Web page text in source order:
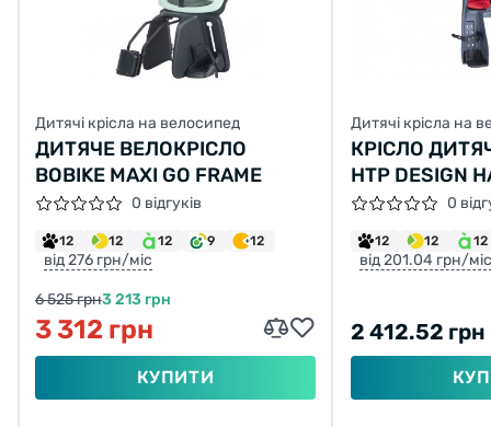
Дитячі крісла на велосипед
ДИТЯЧЕ ВЕЛОКРІСЛО
BOBIKE MAXI GO FRAME
0 відгуків
12 12 12 9 12
від 276 грн/міс
6 525 грн3 213 грн
3 312 грн
КУПИТИ
Дитячі крісла на
КРІСЛО
HTP
ТЕМНО-СІРИЙ
0
12 12 12
від 201.04 грн/міс
2 412.52 грн